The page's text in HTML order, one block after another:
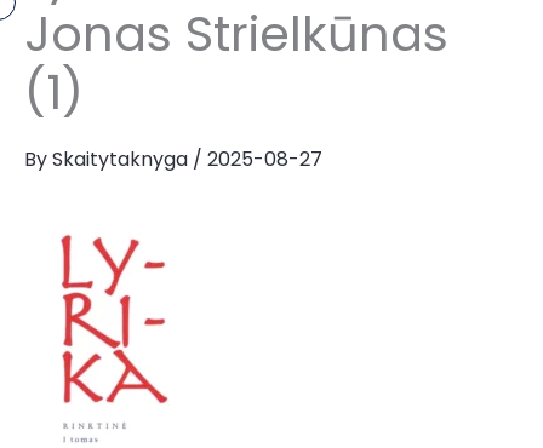
Jonas Strielkūnas
(1)
BySkaitytaknyga / 2025-08-27